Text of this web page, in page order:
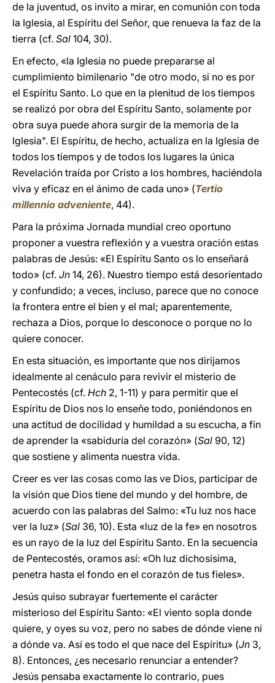
de la juventud, os invito a mirar, en comunión con toda
la Iglesia, al Espíritu del Señor, que renueva la faz de la
tierra (cf. Sal 104, 30).
En efecto, «la Iglesia no puede prepararse al
cumplimiento bimilenario "de otro modo, si no es por
el Espíritu Santo. Lo que en la plenitud de los tiempos
se realizó por obra del Espíritu Santo, solamente por
obra suya puede ahora surgir de la memoria de la
Iglesia". El Espíritu, de hecho, actualiza en la Iglesia de
todos los tiempos y de todos los lugares la única
Revelación traída por Cristo a los hombres, haciéndola
viva y eficaz en el ánimo de cada uno» (Tertio
millennio adveniente, 44).
Para la próxima Jornada mundial creo oportuno
proponer a vuestra reflexión y a vuestra oración estas
palabras de Jesús: «El Espíritu Santo os lo enseñará
todo» (cf. Jn 14, 26). Nuestro tiempo está desorientado
y confundido; a veces, incluso, parece que no conoce
la frontera entre el bien y el mal; aparentemente,
rechaza a Dios, porque lo desconoce o porque no lo
quiere conocer.
En esta situación, es importante que nos dirijamos
idealmente al cenáculo para revivir el misterio de
Pentecostés (cf. Hch 2, 1-11) y para permitir que el
Espíritu de Dios nos lo enseñe todo, poniéndonos en
una actitud de docilidad y humildad a su escucha, a fin
de aprender la «sabiduría del corazón» (Sal 90, 12)
que sostiene y alimenta nuestra vida.
Creer es ver las cosas como las ve Dios, participar de
la visión que Dios tiene del mundo y del hombre, de
acuerdo con las palabras del Salmo: «Tu luz nos hace
ver la luz» (Sal 36, 10). Esta «luz de la fe» en nosotros
es un rayo de la luz del Espíritu Santo. En la secuencia
de Pentecostés, oramos así: «Oh luz dichosísima,
penetra hasta el fondo en el corazón de tus fieles».
Jesús quiso subrayar fuertemente el carácter
misterioso del Espíritu Santo: «El viento sopla donde
quiere, y oyes su voz, pero no sabes de dónde viene ni
a dónde va. Así es todo el que nace del Espíritu» (Jn 3,
8). Entonces, ¿es necesario renunciar a entender?
Jesús pensaba exactamente lo contrario, pues